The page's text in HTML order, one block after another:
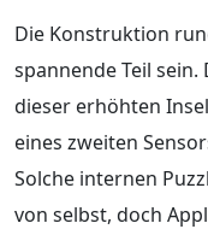
Die Konstruktion
spannende Teil
dieser erhöhten
eines zweiten
Solche internen
von selbst, doch